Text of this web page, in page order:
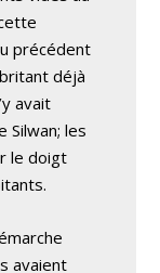
précédent
déjà
avait
Silwan; les
le doigt
avaient